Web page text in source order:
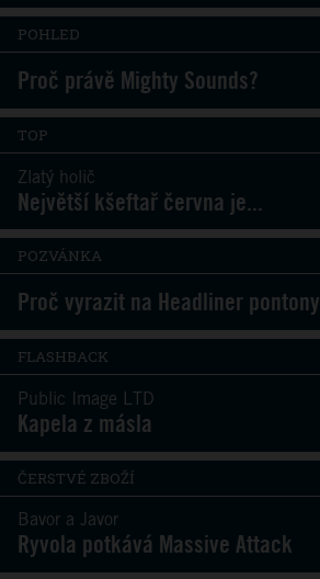
POHLED
Proč právě Mighty Sounds?
TOP
Zlatý holič
Největší kšeftař června je...
POZVÁNKA
Proč vyrazit na Headliner pontony
FLASHBACK
Public Image LTD
Kapela z másla
ČERSTVÉ ZBOŽÍ
Bavor a Javor
Ryvola potkává Massive Attack